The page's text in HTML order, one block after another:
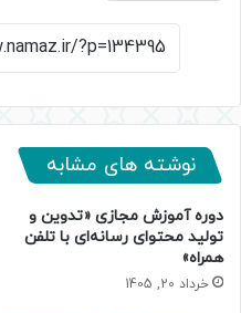
نوشته های مشابه
دوره آموزش مجازی «تدوین و
تولید محتوای رسانه‌ای با تلفن
همراه»
خرداد 20, 1405